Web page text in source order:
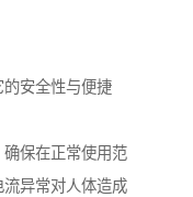
安全性与便捷
保在正常使用范
流异常对人体造成